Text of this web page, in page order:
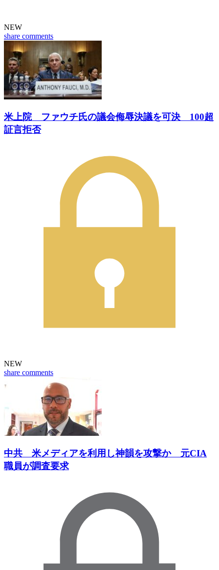
NEW
share comments
米上院 ファウチ氏の議会侮辱決議を可決 100超
証言拒否
NEW
share comments
中共 米メディアを利用し神韻を攻撃か 元CIA
職員が調査要求